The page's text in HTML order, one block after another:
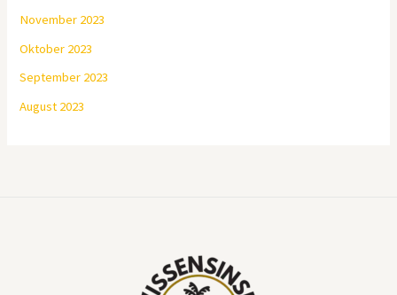
November 2023
Oktober 2023
September 2023
August 2023